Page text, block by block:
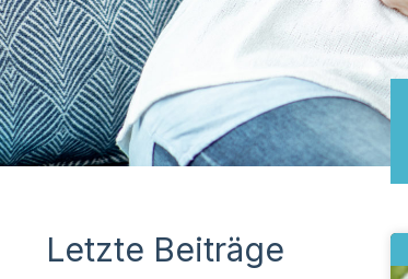
Letzte Beiträge